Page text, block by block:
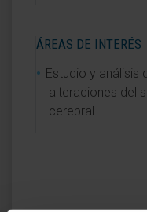
ÁREAS DE INTERÉS
Estudio y análisis
alteraciones del
cerebral.